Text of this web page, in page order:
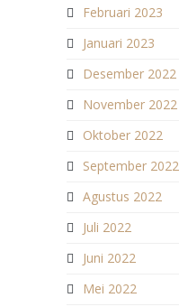
Februari 2023
Januari 2023
Desember 2022
November 2022
Oktober 2022
September 2022
Agustus 2022
Juli 2022
Juni 2022
Mei 2022